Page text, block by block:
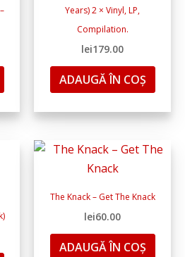
Years) 2 × Vinyl, LP,
Compilation.
lei179.00
ADAUGĂ ÎN COȘ
The Knack – Get The Knack
lei60.00
ADAUGĂ ÎN COȘ